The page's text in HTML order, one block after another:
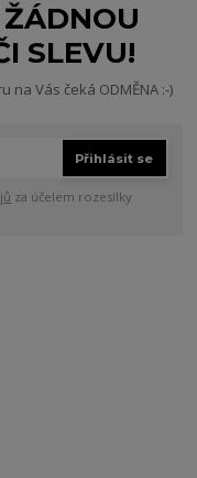
SLEVU!
Vás čeká ODMĚNA :-)
Přihlásit se
za účelem rozesílky